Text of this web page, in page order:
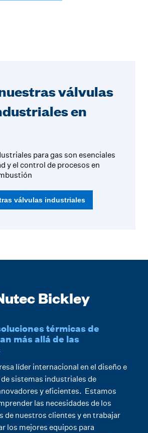
válvulas
en
para gas son esenciales
y el control de procesos en
válvulas industriales
Bickley
térmicas de
más allá de las
líder internacional en el diseño e
sistemas industriales de
y eficientes. Estamos
las necesidades de los
de nuestros clientes y en trabajar
los mejores equipos para